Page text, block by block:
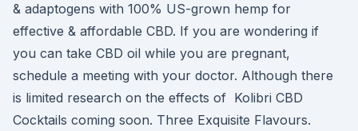
& adaptogens with 100% US-grown hemp for
effective & affordable CBD. If you are wondering if
you can take CBD oil while you are pregnant,
schedule a meeting with your doctor. Although there
is limited research on the effects of Kolibri CBD
Cocktails coming soon. Three Exquisite Flavours.